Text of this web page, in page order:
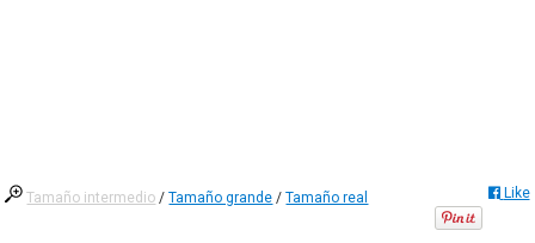
Tamaño intermedio /Tamaño grande /Tamaño real Like